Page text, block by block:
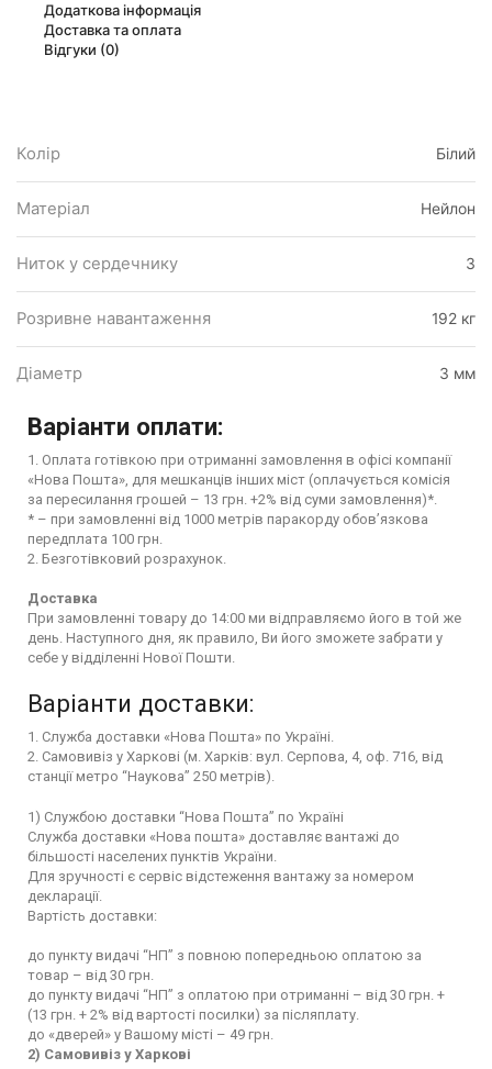
Додаткова інформація
Доставка та оплата
Відгуки (0)
Колір Білий
Матеріал Нейлон
Ниток у сердечнику 3
Розривне навантаження 192 кг
Діаметр 3 мм
Варіанти оплати:
1. Оплата готівкою при отриманні замовлення в офісі компанії
«Нова Пошта», для мешканців інших міст (оплачується комісія
за пересилання грошей – 13 грн. +2% від суми замовлення)*.
* – при замовленні від 1000 метрів паракорду обов’язкова
передплата 100 грн.
2. Безготівковий розрахунок.
Доставка
При замовленні товару до 14:00 ми відправляємо його в той же
день. Наступного дня, як правило, Ви його зможете забрати у
себе у відділенні Нової Пошти.
Варіанти доставки:
1. Служба доставки «Нова Пошта» по Україні.
2. Самовивіз у Харкові (м. Харків: вул. Серпова, 4, оф. 716, від
станції метро “Наукова” 250 метрів).
1) Службою доставки “Нова Пошта” по Україні
Служба доставки «Нова пошта» доставляє вантажі до
більшості населених пунктів України.
Для зручності є сервіс відстеження вантажу за номером
декларації.
Вартість доставки:
до пункту видачі “НП” з повною попередньою оплатою за
товар – від 30 грн.
до пункту видачі “НП” з оплатою при отриманні – від 30 грн. +
(13 грн. + 2% від вартості посилки) за післяплату.
до «дверей» у Вашому місті – 49 грн.
2) Самовивіз у Харкові